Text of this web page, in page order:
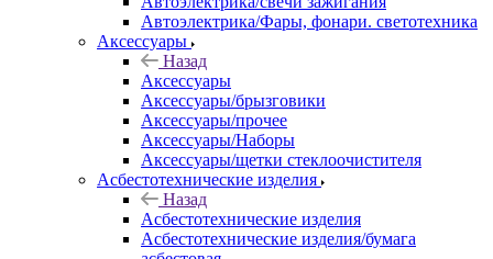
Автоэлектрика/Фары, фонари. светотехника
Аксессуары
Назад
Аксессуары
Аксессуары/брызговики
Аксессуары/прочее
Аксессуары/Наборы
Аксессуары/щетки стеклоочистителя
Асбестотехнические изделия
Назад
Асбестотехнические изделия
Асбестотехнические изделия/бумага